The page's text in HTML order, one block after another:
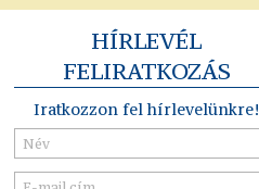
HÍRLEVÉL
FELIRATKOZÁS
Iratkozzon fel hírlevelünkre!